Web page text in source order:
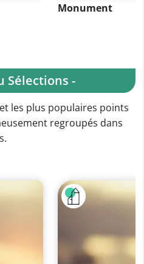
Monument
Sélections -
les plus populaires points
regroupés dans